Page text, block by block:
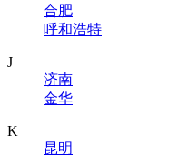
合肥
呼和浩特
J
济南
金华
K
昆明